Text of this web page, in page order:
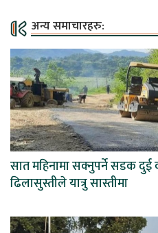
अन्य समाचारहरु:
सात महिनामा सक्नुपर्ने सडक दुई
ढिलासुस्तीले यात्रु सास्तीमा